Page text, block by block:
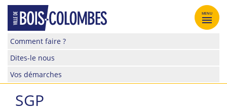
Skip
content
Site
de
la
Bois-
Comment faire ?
Dites-le nous
Vos démarches
MENU
SGP